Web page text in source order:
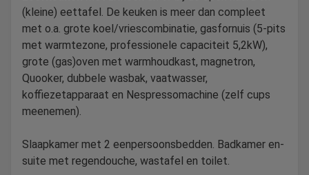
(kleine) eettafel. De keuken is meer dan compleet
met o.a. grote koel/vriescombinatie, gasfornuis (5-pits
met warmtezone, professionele capaciteit 5,2kW),
grote (gas)oven met warmhoudkast, magnetron,
Quooker, dubbele wasbak, vaatwasser,
koffiezetapparaat en Nespressomachine (zelf cups
meenemen).
Slaapkamer met 2 eenpersoonsbedden. Badkamer en-
suite met regendouche, wastafel en toilet.